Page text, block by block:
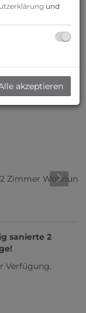
sanierte 2
Verfügung.
und
akzeptieren